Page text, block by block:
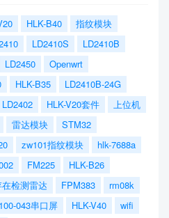
HLK-B40
指纹模块
LD2410S
LD2410B
LD2450
Openwrt
HLK-B35
LD2410B-24G
LD2402 HLK-V20套件
上位机
雷达模块
STM32
zw101指纹模块
hlk-7688a
FM225
HLK-B26
在检测雷达 FPM383
rm08k
043串口屏 HLK-V40
wifi